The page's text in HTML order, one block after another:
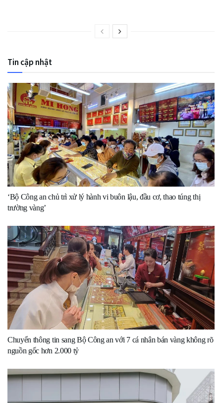
Tin cập nhật
‘Bộ Công an chủ trì xử lý hành vi buôn lậu, đầu cơ, thao túng thị
trường vàng’
Chuyển thông tin sang Bộ Công an với 7 cá nhân bán vàng không rõ
nguồn gốc hơn 2.000 tỷ